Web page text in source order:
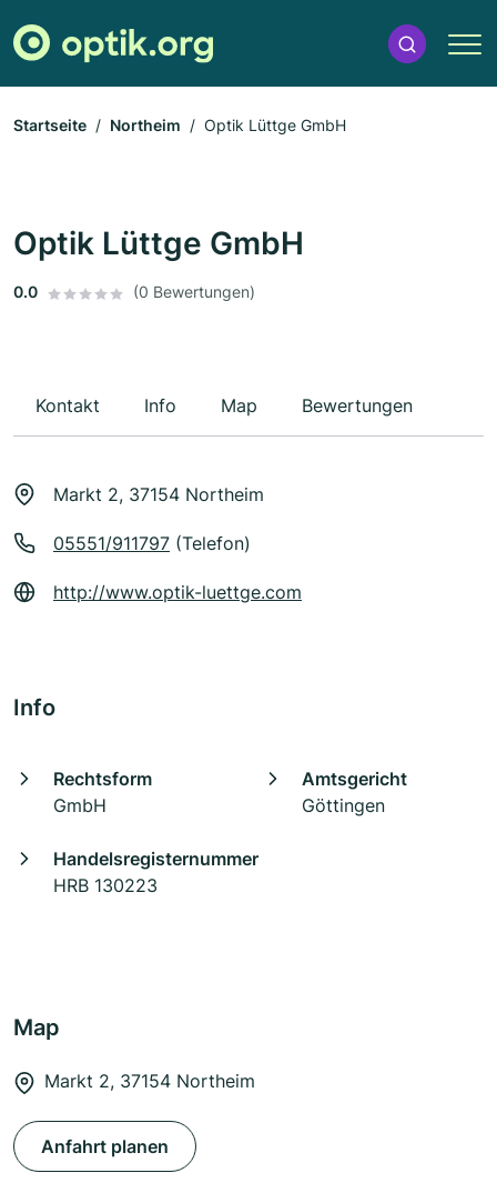
Startseite Northeim Optik Lüttge GmbH
Optik Lüttge GmbH
0.0 (0 Bewertungen)
Kontakt Info Map Bewertungen
Markt 2, 37154 Northeim
05551/911797 (Telefon)
http://www.optik-luettge.com
Info
Rechtsform
GmbH
Amtsgericht
Göttingen
Handelsregisternummer
HRB 130223
Map
Markt 2, 37154 Northeim
Anfahrt planen